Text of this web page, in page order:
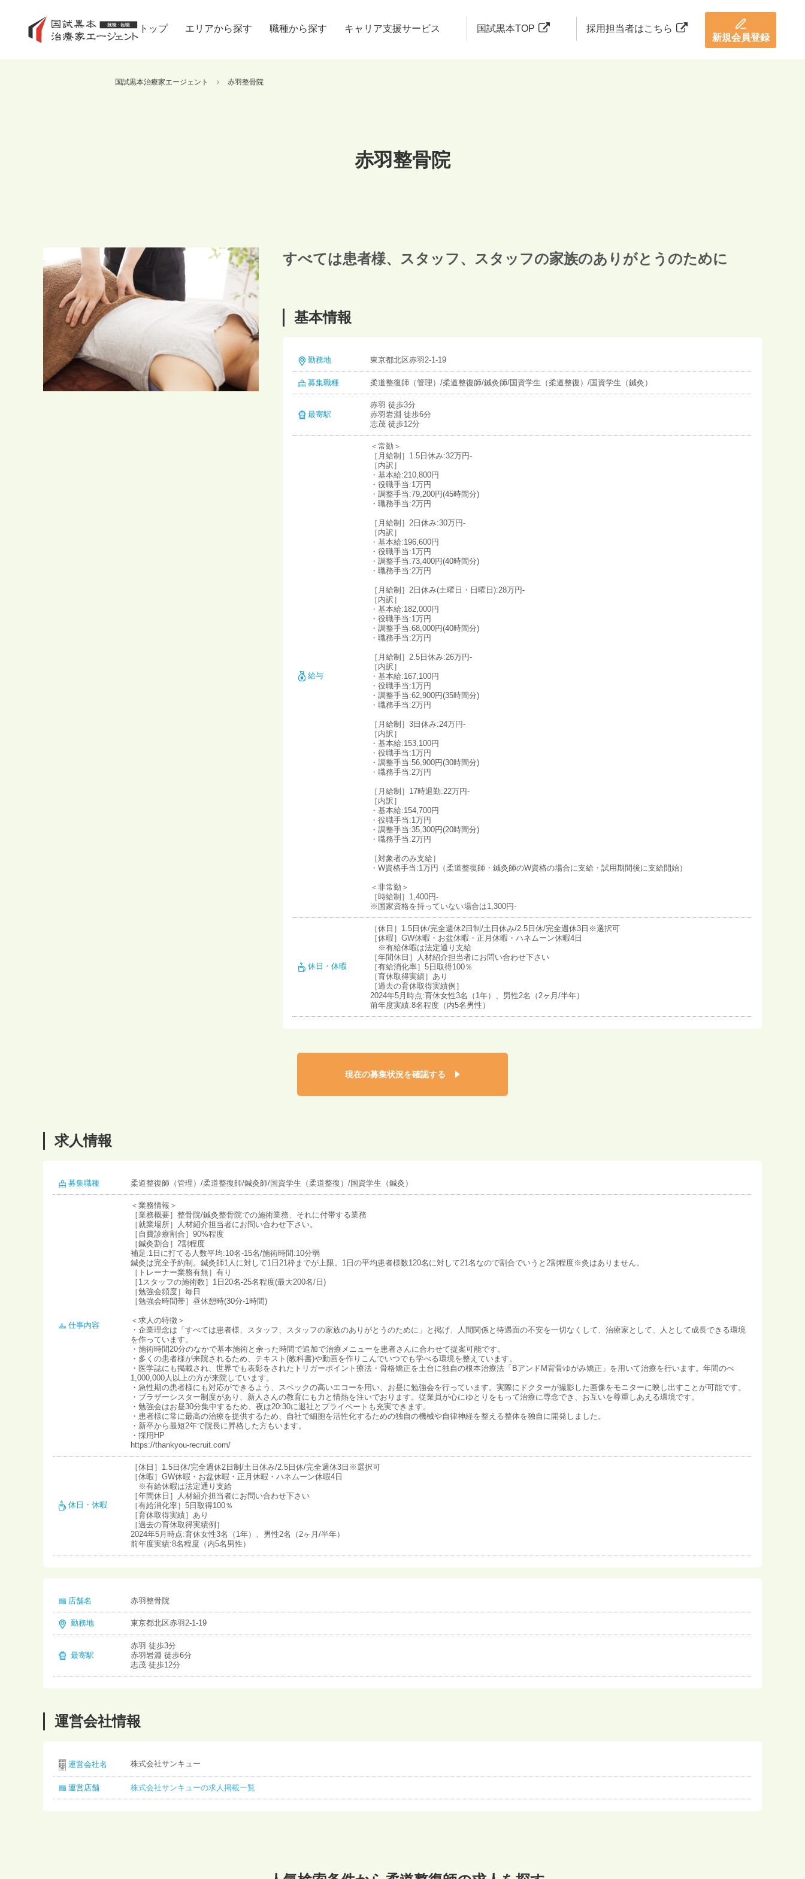
トップ エリアから探す 職種から探す キャリア支援サービス 国試黒本TOP
採用担当者はこちら
新規会員登録
国試黒本治療家エージェント 赤羽整骨院
赤羽整骨院
すべては患者様、スタッフ、スタッフの家族のありがとうのために
基本情報
勤務地 東京都北区赤羽2-1-19
募集職種 柔道整復師（管理）/柔道整復師/鍼灸師/国資学生（柔道整復）/国資学生（鍼灸）
最寄駅
赤羽 徒歩3分
赤羽岩淵 徒歩6分
志茂 徒歩12分
給与
＜常勤＞
［月給制］1.5日休み:32万円-
［内訳］
・基本給:210,800円
・役職手当:1万円
・調整手当:79,200円(45時間分)
・職務手当:2万円
［月給制］2日休み:30万円-
［内訳］
・基本給:196,600円
・役職手当:1万円
・調整手当:73,400円(40時間分)
・職務手当:2万円
［月給制］2日休み(土曜日・日曜日):28万円-
［内訳］
・基本給:182,000円
・役職手当:1万円
・調整手当:68,000円(40時間分)
・職務手当:2万円
［月給制］2.5日休み:26万円-
［内訳］
・基本給:167,100円
・役職手当:1万円
・調整手当:62,900円(35時間分)
・職務手当:2万円
［月給制］3日休み:24万円-
［内訳］
・基本給:153,100円
・役職手当:1万円
・調整手当:56,900円(30時間分)
・職務手当:2万円
［月給制］17時退勤:22万円-
［内訳］
・基本給:154,700円
・役職手当:1万円
・調整手当:35,300円(20時間分)
・職務手当:2万円
［対象者のみ支給］
・W資格手当:1万円（柔道整復師・鍼灸師のW資格の場合に支給・試用期間後に支給開始）
＜非常勤＞
［時給制］1,400円-
※国家資格を持っていない場合は1,300円-
休日・休暇
［休日］1.5日休/完全週休2日制/土日休み/2.5日休/完全週休3日※選択可
［休暇］GW休暇・お盆休暇・正月休暇・ハネムーン休暇4日
※有給休暇は法定通り支給
［年間休日］人材紹介担当者にお問い合わせ下さい
［有給消化率］5日取得100％
［育休取得実績］あり
［過去の育休取得実績例］
2024年5月時点:育休女性3名（1年）、男性2名（2ヶ月/半年）
前年度実績:8名程度（内5名男性）
現在の募集状況を確認する
求人情報
募集職種 柔道整復師（管理）/柔道整復師/鍼灸師/国資学生（柔道整復）/国資学生（鍼灸）
仕事内容
＜業務情報＞
［業務概要］整骨院/鍼灸整骨院での施術業務、それに付帯する業務
［就業場所］人材紹介担当者にお問い合わせ下さい。
［自費診療割合］90%程度
［鍼灸割合］2割程度
補足:1日に打てる人数平均:10名-15名/施術時間:10分弱
鍼灸は完全予約制。鍼灸師1人に対して1日21枠までが上限。1日の平均患者様数120名に対して21名なので割合でいうと2割程度※灸はありません。
［トレーナー業務有無］有り
［1スタッフの施術数］1日20名-25名程度(最大200名/日)
［勉強会頻度］毎日
［勉強会時間帯］昼休憩時(30分‐1時間)
＜求人の特徴＞
・企業理念は「すべては患者様、スタッフ、スタッフの家族のありがとうのために」と掲げ、人間関係と待遇面の不安を一切なくして、治療家として、人として成長できる環境
を作っています。
・施術時間20分のなかで基本施術と余った時間で追加で治療メニューを患者さんに合わせて提案可能です。
・多くの患者様が来院されるため、テキスト(教科書)や動画を作りこんでいつでも学べる環境を整えています。
・医学誌にも掲載され、世界でも表彰をされたトリガーポイント療法・骨格矯正を土台に独自の根本治療法「BアンドM背骨ゆがみ矯正」を用いて治療を行います。年間のべ
1,000,000人以上の方が来院しています。
・急性期の患者様にも対応ができるよう、スペックの高いエコーを用い、お昼に勉強会を行っています。実際にドクターが撮影した画像をモニターに映し出すことが可能です。
・ブラザーシスター制度があり、新人さんの教育にも力と情熱を注いでおります。従業員が心にゆとりをもって治療に専念でき、お互いを尊重しあえる環境です。
・勉強会はお昼30分集中するため、夜は20:30に退社とプライベートも充実できます。
・患者様に常に最高の治療を提供するため、自社で細胞を活性化するための独自の機械や自律神経を整える整体を独自に開発しました。
・新卒から最短2年で院長に昇格した方もいます。
・採用HP
https://thankyou-recruit.com/
休日・休暇
［休日］1.5日休/完全週休2日制/土日休み/2.5日休/完全週休3日※選択可
［休暇］GW休暇・お盆休暇・正月休暇・ハネムーン休暇4日
※有給休暇は法定通り支給
［年間休日］人材紹介担当者にお問い合わせ下さい
［有給消化率］5日取得100％
［育休取得実績］あり
［過去の育休取得実績例］
2024年5月時点:育休女性3名（1年）、男性2名（2ヶ月/半年）
前年度実績:8名程度（内5名男性）
店舗名 赤羽整骨院
勤務地 東京都北区赤羽2-1-19
最寄駅
赤羽 徒歩3分
赤羽岩淵 徒歩6分
志茂 徒歩12分
運営会社情報
運営会社名 株式会社サンキュー
運営店舗 株式会社サンキューの求人掲載一覧